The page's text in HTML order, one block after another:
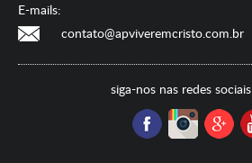
E-mails:
contato@apviveremcristo.com.br
siga-nos nas redes sociais